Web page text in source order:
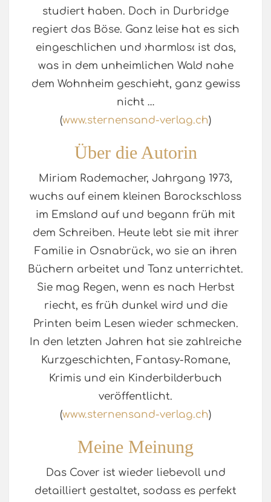
studiert haben. Doch in Durbridge
regiert das Böse. Ganz leise hat es sich
eingeschlichen und ›harmlos‹ ist das,
was in dem unheimlichen Wald nahe
dem Wohnheim geschieht, ganz gewiss
nicht …
(www.sternensand-verlag.ch)
Über die Autorin
Miriam Rademacher, Jahrgang 1973,
wuchs auf einem kleinen Barockschloss
im Emsland auf und begann früh mit
dem Schreiben. Heute lebt sie mit ihrer
Familie in Osnabrück, wo sie an ihren
Büchern arbeitet und Tanz unterrichtet.
Sie mag Regen, wenn es nach Herbst
riecht, es früh dunkel wird und die
Printen beim Lesen wieder schmecken.
In den letzten Jahren hat sie zahlreiche
Kurzgeschichten, Fantasy-Romane,
Krimis und ein Kinderbilderbuch
veröffentlicht.
(www.sternensand-verlag.ch)
Meine Meinung
Das Cover ist wieder liebevoll und
detailliert gestaltet, sodass es perfekt